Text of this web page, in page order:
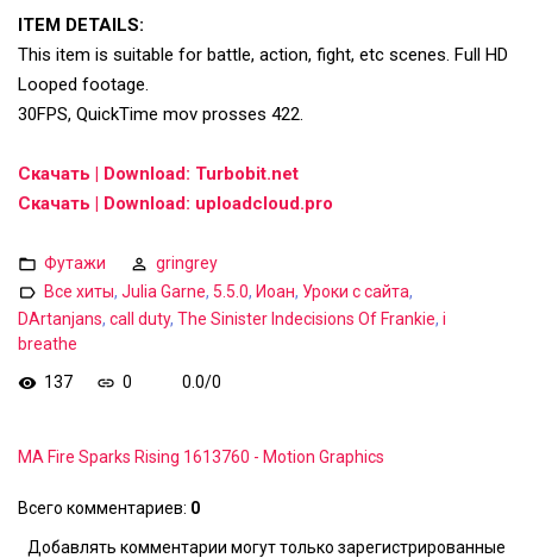
ITEM DETAILS:
This item is suitable for battle, action, fight, etc scenes. Full HD
Looped footage.
30FPS, QuickTime mov prosses 422.
Скачать | Download: Turbobit.net
Скачать | Download: uploadcloud.pro
Футажи
gringrey
Все хиты, Julia Garne, 5.5.0, Иоан, Уроки с сайта,
DArtanjans, call duty, The Sinister Indecisions Of Frankie, i
breathe
137
0 0.0/0
MA Fire Sparks Rising 1613760 - Motion Graphics
Всего комментариев: 0
Добавлять комментарии могут только зарегистрированные